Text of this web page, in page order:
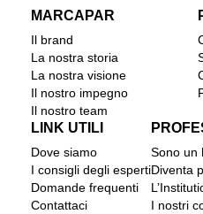
MARCAPAR
Il brand
La nostra storia
La nostra visione
Il nostro impegno
Il nostro team
LINK UTILI
Dove siamo
I consigli degli esperti
Domande frequenti
Contattaci
Sono un
Diventa
I nostri